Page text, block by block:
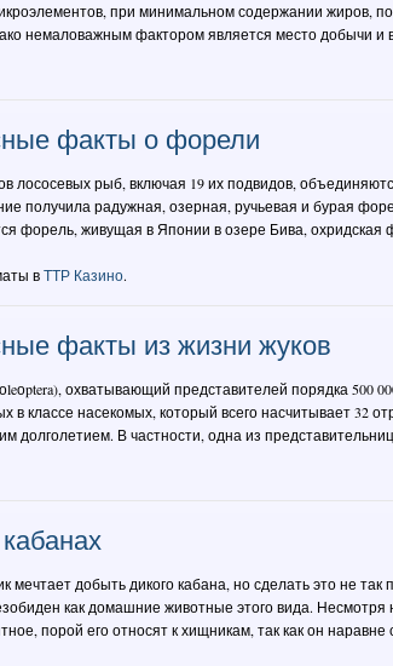
при минимальном содержании жиров,
немаловажным фактором является место добычи и
факты о форели
лососевых рыб, включая 19 их подвидов,
получила радужная, озерная, ручьевая и бурая
форель, живущая в Японии в озере Бива, охридская
вТТР Казино.
факты из жизни жуков
охватывающий представителей порядка 500
в классе насекомых, который всего насчитывает 32
долголетием. В частности, одна из
мечтает добыть дикого кабана, но сделать это не так
как домашние животные этого вида.
порой его относят к хищникам, так как он наравне